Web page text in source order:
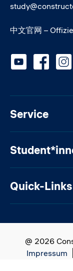
中文官网 –
Service
Quick-Links
Social media
@ 2026
Impressum